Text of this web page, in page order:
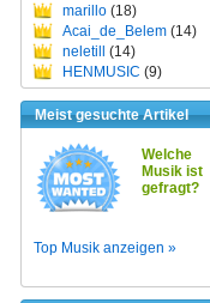
marillo (18)
Acai_de_Belem (14)
neletill
(14)
HENMUSIC (9)
Meist gesuchte Artikel
Welche
Musik ist
gefragt?
Top Musik anzeigen »